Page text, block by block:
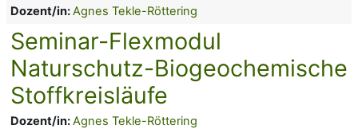
Dozent/in:Agnes Tekle-Röttering
Seminar-Flexmodul
Naturschutz-Biogeochemische
Stoffkreisläufe
Dozent/in:Agnes Tekle-Röttering